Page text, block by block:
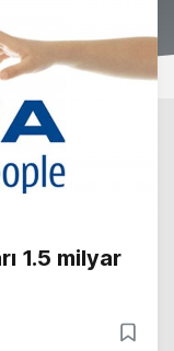
1.5 milyar